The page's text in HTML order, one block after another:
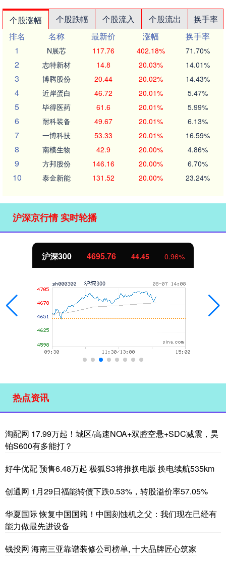
个股涨幅 个股跌幅 个股流入 个股流出
换手率
排名
名称 最新价 涨幅
换手率
1
N展芯 117.76 402.18% 71.70%
2 志特新材 14.8 20.03% 14.01%
3 博腾股份 20.44 20.02% 14.43%
4 近岸蛋白 46.72 20.01% 5.47%
5 毕得医药 61.6 20.01% 5.99%
6 耐科装备 49.67 20.01% 6.13%
7 一博科技 53.33 20.01% 16.59%
8 南模生物 42.9 20.00% 4.86%
9 方邦股份 146.16 20.00% 6.70%
10 泰金新能 131.52 20.00% 23.24%
沪深京行情 实时轮播
沪深300 4695.76 44.45 0.96%
热点资讯
淘配网 17.99万起！城区/高速NOA+双腔空悬+SDC减震，昊
铂S600有多能打？
好牛优配 预售6.48万起 极狐S3将推换电版 换电续航535km
创通网 1月29日福能转债下跌0.53%，转股溢价率57.05%
华夏国际 恢复中国国籍！中国刻蚀机之父：我们现在已经有
能力做最先进设备
钱投网 海南三亚靠谱装修公司榜单, 十大品牌匠心筑家